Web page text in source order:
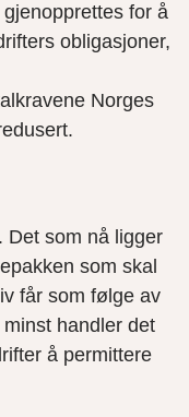
gjenopprettes for å
obligasjoner,
Norges
Det som nå ligger
som skal
får som følge av
minst handler det
å permittere